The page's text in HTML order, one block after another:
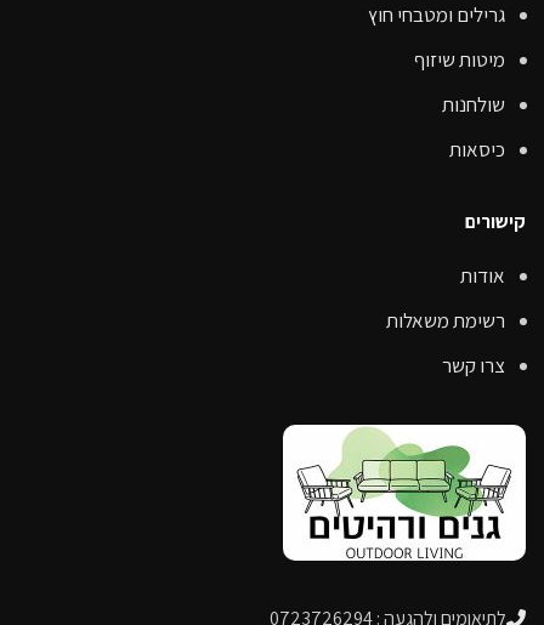
גרילים ומטבחי חוץ
מיטות שיזוף
שולחנות
כיסאות
קישורים
אודות
רשימת משאלות
צרו קשר
לתיאומים ולהגעה : 0723726294